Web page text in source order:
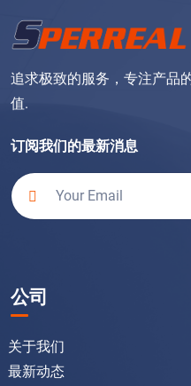
追求极致的服务，专注产品
值.
订阅我们的最新消息
公司
关于我们
最新动态